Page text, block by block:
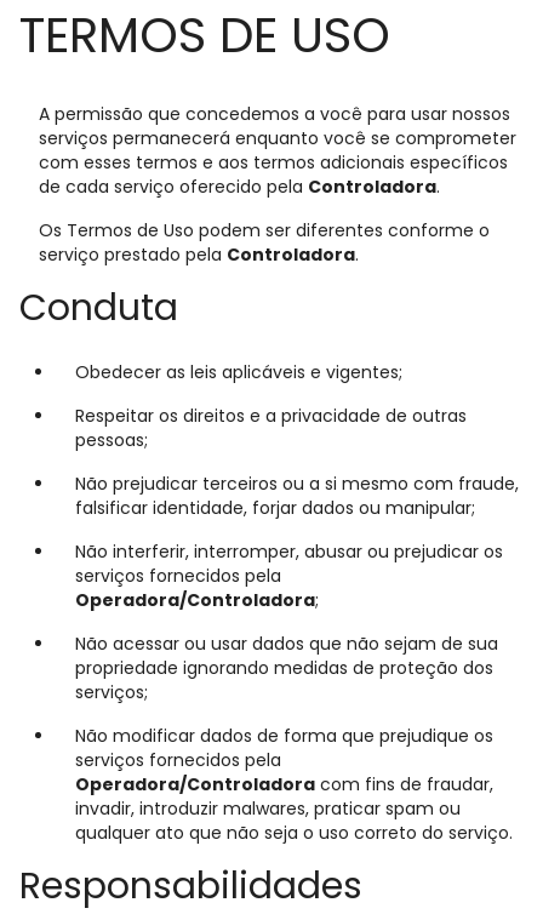
TERMOS DE USO
A permissão que concedemos a você para usar nossos
serviços permanecerá enquanto você se comprometer
com esses termos e aos termos adicionais específicos
de cada serviço oferecido pela Controladora.
Os Termos de Uso podem ser diferentes conforme o
serviço prestado pela Controladora.
Conduta
Obedecer as leis aplicáveis e vigentes;
Respeitar os direitos e a privacidade de outras
pessoas;
Não prejudicar terceiros ou a si mesmo com fraude,
falsificar identidade, forjar dados ou manipular;
Não interferir, interromper, abusar ou prejudicar os
serviços fornecidos pela
Operadora/Controladora;
Não acessar ou usar dados que não sejam de sua
propriedade ignorando medidas de proteção dos
serviços;
Não modificar dados de forma que prejudique os
serviços fornecidos pela
Operadora/Controladora com fins de fraudar,
invadir, introduzir malwares, praticar spam ou
qualquer ato que não seja o uso correto do serviço.
Responsabilidades